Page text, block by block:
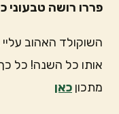
פררו רושה טבעוני
השוקולד האהוב
אותו כל השנה! כל
מתכון כאן